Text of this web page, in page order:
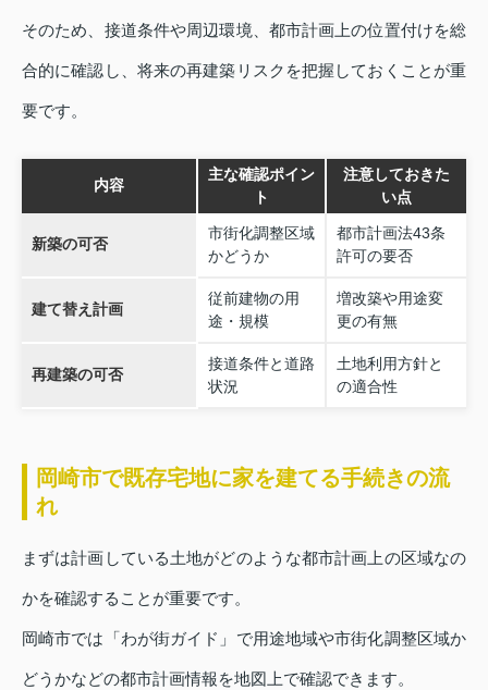
そのため、接道条件や周辺環境、都市計画上の位置付けを総
合的に確認し、将来の再建築リスクを把握しておくことが重
要です。
内容
主な確認ポイン
ト
注意しておきた
い点
新築の可否
市街化調整区域
かどうか
都市計画法43条
許可の要否
建て替え計画
従前建物の用
途・規模
増改築や用途変
更の有無
再建築の可否
接道条件と道路
状況
土地利用方針と
の適合性
岡崎市で既存宅地に家を建てる手続きの流
れ
まずは計画している土地がどのような都市計画上の区域なの
かを確認することが重要です。
岡崎市では「わが街ガイド」で用途地域や市街化調整区域か
どうかなどの都市計画情報を地図上で確認できます。